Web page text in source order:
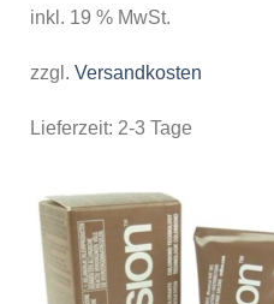
inkl. 19 % MwSt.
zzgl. Versandkosten
Lieferzeit: 2-3 Tage